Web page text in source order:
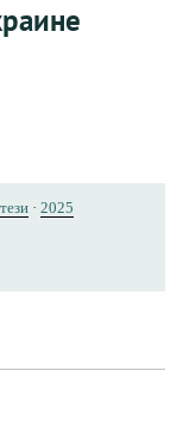
· 2025